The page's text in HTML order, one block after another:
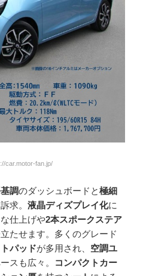
car.motor-fan.jp/
調のダッシュボードと極細
求。 液晶ディズプレイ化に
仕上げや2本スポークステア
たせます。多くのグレード
パッドが多用され、 空調ユ
スも広々。
コンパクトカー